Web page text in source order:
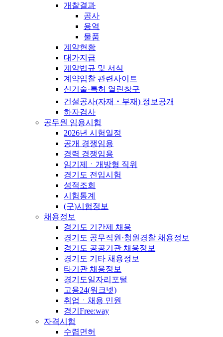
개찰결과
공사
용역
물품
계약현황
대가지급
계약법규 및 서식
계약입찰 관련사이트
신기술·특허 열린창구
건설공사(자재‧부재) 정보공개
하자검사
공무원 임용시험
2026년 시험일정
공개 경쟁임용
경력 경쟁임용
임기제ㆍ개방형 직위
경기도 전입시험
성적조회
시험통계
(구)시험정보
채용정보
경기도 기간제 채용
경기도 공무직원·청원경찰 채용정보
경기도 공공기관 채용정보
경기도 기타 채용정보
타기관 채용정보
경기도일자리포털
고용24(워크넷)
취업ㆍ채용 민원
경기Free:way
자격시험
수렵면허